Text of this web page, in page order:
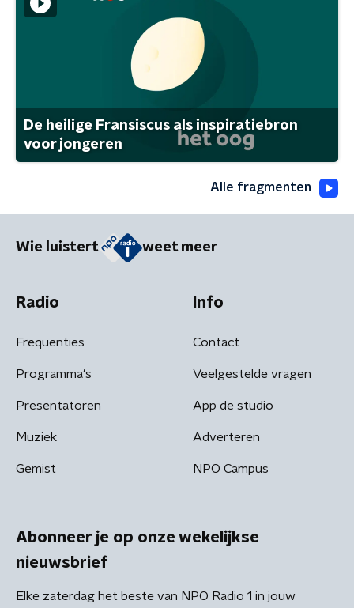
De heilige Fransiscus als inspiratiebron
voor jongeren
Alle fragmenten
Wie luistert weet meer
Radio
Frequenties
Programma's
Presentatoren
Muziek
Gemist
Info
Contact
Veelgestelde vragen
App de studio
Adverteren
NPO Campus
Abonneer je op onze wekelijkse
nieuwsbrief
Elke zaterdag het beste van NPO Radio 1 in jouw